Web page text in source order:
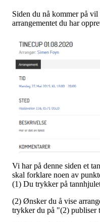
Siden du nå kommer på
arrangementet du har
Vi har på denne siden et
skal forklare noen av
(1) Du trykker på
(2) Ønsker du å vise
trykker du på "(2) publiser